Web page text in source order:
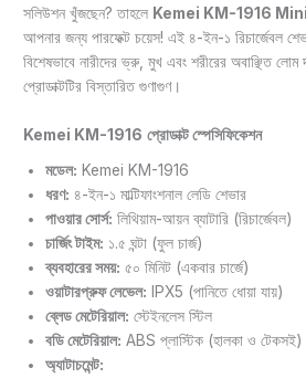
সলিউশন খুঁজছেন? তাহলে Kemei KM-1916
আপনার জন্য পারফেক্ট চয়েস! এই ৪-ইন-১ রিচার্জেবল
বিশেষভাবে নারীদের ভ্রু, মুখ এবং শরীরের অবাঞ্ছিত
প্রোডাক্টটির বিস্তারিত গুণাগুণ।
Kemei KM-1916 প্রোডাক্ট স্পেসিফিকেশন
মডেল: Kemei KM-1916
ধরণ: ৪-ইন-১ মাল্টিফাংশনাল লেডি শেভার
পাওয়ার সোর্স: লিথিয়াম-আয়ন ব্যাটারি (রিচার্জেবল)
চার্জিং টাইম: ১.৫ ঘন্টা (ফুল চার্জ)
ব্যবহারের সময়: ৫০ মিনিট (একবার চার্জে)
ওয়াটারপ্রুফ লেভেল: IPX5 (পানিতে ধোয়া যায়)
ব্লেড মেটেরিয়াল: স্টেইনলেস স্টিল
বডি মেটেরিয়াল: ABS প্লাস্টিক (হালকা ও টেকসই)
অ্যাটাচমেন্ট: